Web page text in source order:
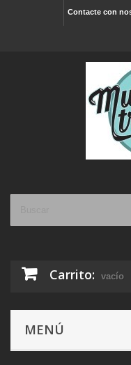
Contacte con
Carrito: vacío
MENÚ